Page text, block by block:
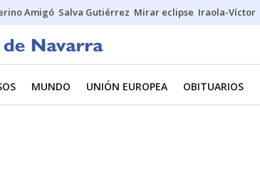
Amigó Salva Gutiérrez Mirar eclipse Iraola-Víctor
MUNDO UNIÓN EUROPEA OBITUARIOS